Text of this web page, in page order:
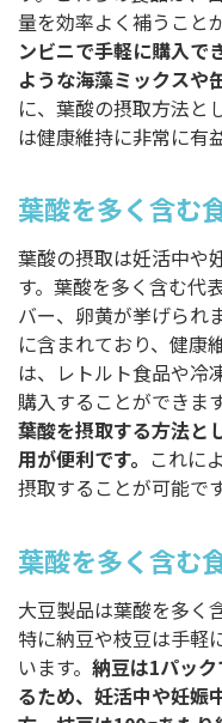
量を効率よく補うこと
ンビニで手軽に購入で
ような海藻ミックスや
に、葉酸の摂取方法と
は健康維持に非常に有
葉酸を多く含む
葉酸の摂取は妊活中や
す。葉酸を多く含む代
バー、卵黄が挙げられ
に含まれており、健康
は、レトルト食品や冷
購入することができます
葉酸を摂取する方法と
用が便利です。 これに
摂取することが可能です
葉酸を多く含む
大豆製品は葉酸を多く
特に納豆や枝豆は手軽
います。 納豆は1パッ
るため、妊活中や妊娠